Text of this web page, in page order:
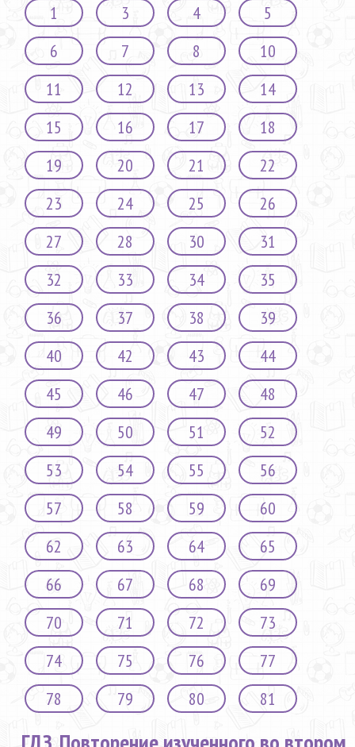
1 3 4
5
6
7 8
10
11
12 13
14
15
16 17
18
19
20 21
22
23
24 25
26
27
28 30
31
32
33 34
35
36
37 38
39
40
42 43
44
45
46 47
48
49
50 51
52
53
54 55
56
57
58 59
60
62
63 64
65
66
67 68
69
70
71 72
73
74
75 76
77
78
79 80 81